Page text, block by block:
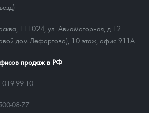
111024, ул. Авиамоторная, д.12
дом Лефортово), 10 этаж, офис 911А
продаж в РФ
99-10
08-77